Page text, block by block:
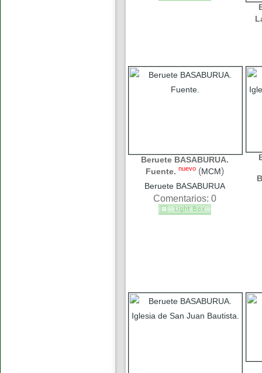
Beruete BASABURUA.
Fuente. nuevo (MCM)
Beruete BASABURUA
Comentarios: 0